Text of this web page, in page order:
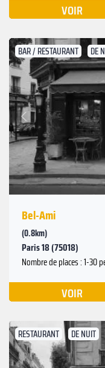
VOIR
BAR / RESTAURANT DE
Précédent
Bel-Ami
(0.8km)
Paris 18 (75018)
Nombre de places : 1-30
VOIR
RESTAURANT DE NUIT